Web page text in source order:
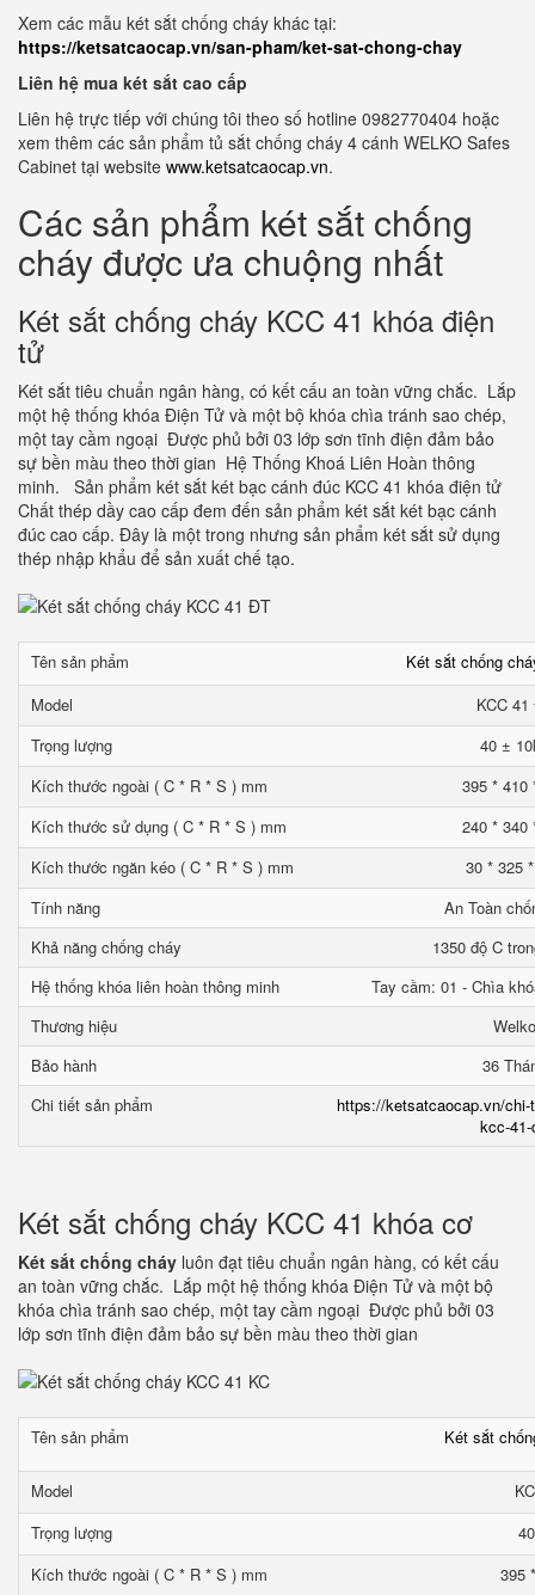
Xem các mẫu két sắt chống cháy khác tại:
https://ketsatcaocap.vn/san-pham/ket-sat-chong-chay
Liên hệ mua két sắt cao cấp
Liên hệ trực tiếp với chúng tôi theo số hotline 0982770404 hoặc
xem thêm các sản phẩm tủ sắt chống cháy 4 cánh WELKO Safes
Cabinet tại website www.ketsatcaocap.vn.
Các sản phẩm két sắt chống
cháy được ưa chuộng nhất
Két sắt chống cháy KCC 41 khóa điện
tử
Két sắt tiêu chuẩn ngân hàng, có kết cấu an toàn vững chắc. Lắp
một hệ thống khóa Điện Tử và một bộ khóa chìa tránh sao chép,
một tay cầm ngoại Được phủ bởi 03 lớp sơn tĩnh điện đảm bảo
sự bền màu theo thời gian Hệ Thống Khoá Liên Hoàn thông
minh. Sản phẩm két sắt két bạc cánh đúc KCC 41 khóa điện tử
Chất thép dầy cao cấp đem đến sản phẩm két sắt két bạc cánh
đúc cao cấp. Đây là một trong nhưng sản phẩm két sắt sử dụng
thép nhập khẩu để sản xuất chế tạo.
Tên sản phẩm
Két sắt chống
Model
KCC
Trọng lượng
40 ±
Kích thước ngoài ( C * R * S ) mm
395 * 410
Kích thước sử dụng ( C * R * S ) mm
240 * 340
Kích thước ngăn kéo ( C * R * S ) mm
30 * 325
Tính năng
An Toàn
Khả năng chống cháy
1350 độ C
Hệ thống khóa liên hoàn thông minh
Tay cầm: 01 - Chìa
Thương hiệu
Welko
Bảo hành
36
Chi tiết sản phẩm
https://ketsatcaocap.vn/
kcc-
Két sắt chống cháy KCC 41 khóa cơ
Két sắt chống cháy luôn đạt tiêu chuẩn ngân hàng, có kết cấu
an toàn vững chắc. Lắp một hệ thống khóa Điện Tử và một bộ
khóa chìa tránh sao chép, một tay cầm ngoại Được phủ bởi 03
lớp sơn tĩnh điện đảm bảo sự bền màu theo thời gian
Tên sản phẩm Két sắt
Model
Trọng lượng
Kích thước ngoài ( C * R * S ) mm
395